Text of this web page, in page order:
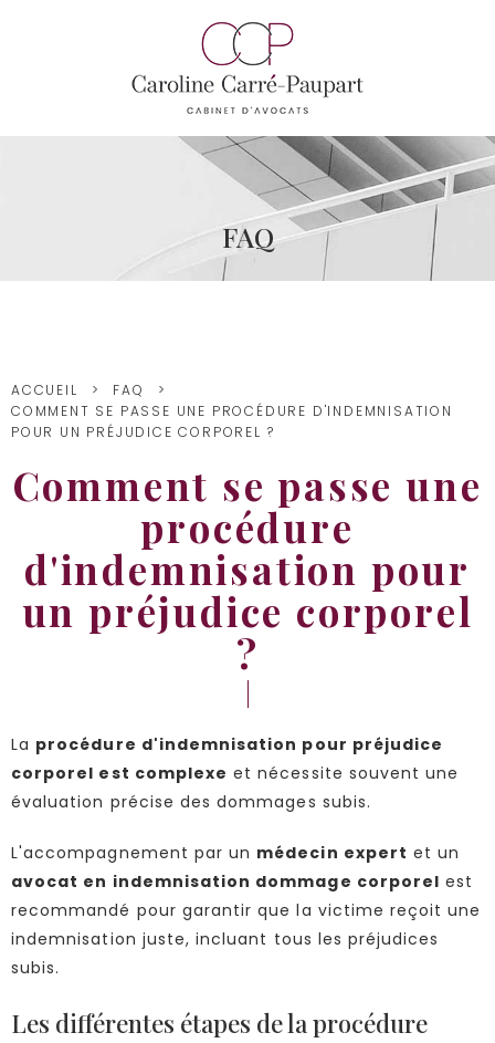
FAQ
ACCUEIL
FAQ
COMMENT SE PASSE UNE PROCÉDURE D'INDEMNISATION
POUR UN PRÉJUDICE CORPOREL ?
Comment se passe une
procédure
d'indemnisation pour
un préjudice corporel
?
La procédure d'indemnisation pour préjudice
corporel est complexe et nécessite souvent une
évaluation précise des dommages subis.
L'accompagnement par un médecin expert et un
avocat en indemnisation dommage corporel est
recommandé pour garantir que la victime reçoit une
indemnisation juste, incluant tous les préjudices
subis.
Les différentes étapes de la procédure